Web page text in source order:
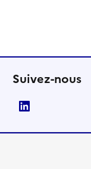
Suivez-nous